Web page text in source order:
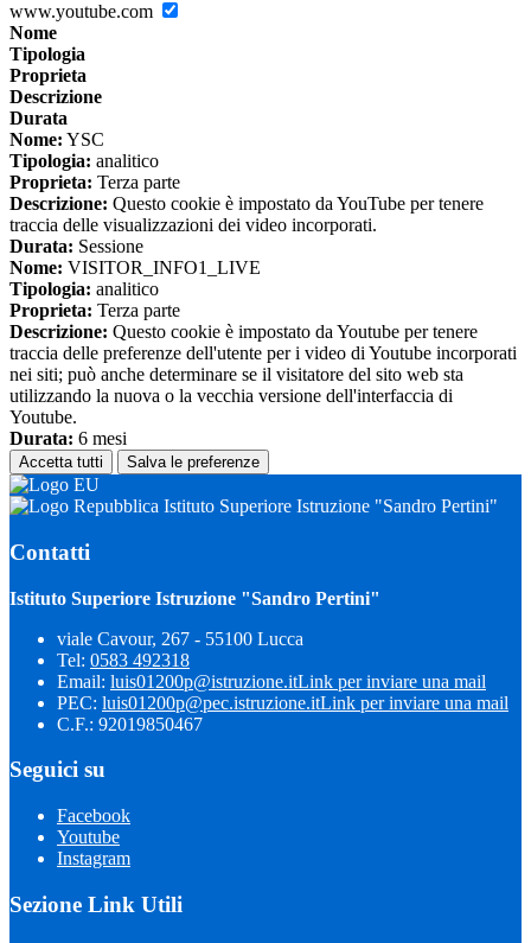
www.youtube.com
Nome
Tipologia
Proprieta
Descrizione
Durata
Nome: YSC
Tipologia: analitico
Proprieta: Terza parte
Descrizione: Questo cookie è impostato da YouTube per tenere
traccia delle visualizzazioni dei video incorporati.
Durata: Sessione
Nome: VISITOR_INFO1_LIVE
Tipologia: analitico
Proprieta: Terza parte
Descrizione: Questo cookie è impostato da Youtube per tenere
traccia delle preferenze dell'utente per i video di Youtube incorporati
nei siti; può anche determinare se il visitatore del sito web sta
utilizzando la nuova o la vecchia versione dell'interfaccia di
Youtube.
Durata: 6 mesi
Accetta tutti Salva le preferenze
Istituto Superiore Istruzione "Sandro Pertini"
Contatti
Istituto Superiore Istruzione "Sandro Pertini"
viale Cavour, 267 - 55100 Lucca
Tel: 0583 492318
Email: luis01200p@istruzione.itLink per inviare una mail
PEC: luis01200p@pec.istruzione.itLink per inviare una mail
C.F.: 92019850467
Seguici su
Facebook
Youtube
Instagram
Sezione Link Utili